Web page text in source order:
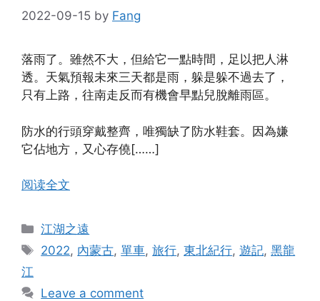
2022-09-15 by Fang
落雨了。雖然不大，但給它一點時間，足以把人淋
透。天氣預報未來三天都是雨，躲是躲不過去了，
只有上路，往南走反而有機會早點兒脫離雨區。
防水的行頭穿戴整齊，唯獨缺了防水鞋套。因為嫌
它佔地方，又心存僥[……]
阅读全文
Categories
江湖之遠
Tags
2022, 內蒙古,單車,旅行,東北紀行,遊記,黑龍
江
Leave a comment